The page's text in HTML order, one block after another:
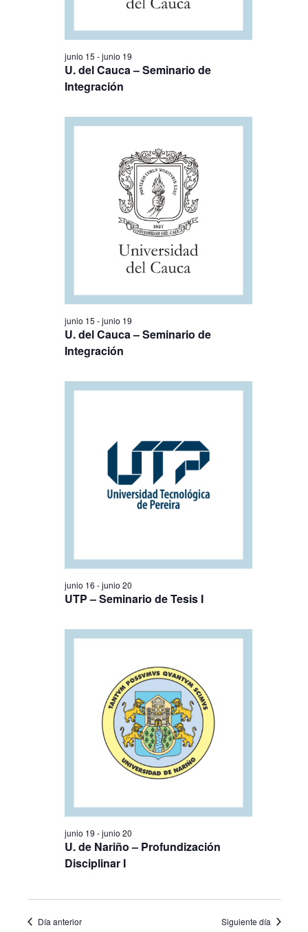
U. del Cauca – Seminario de
Integración
junio 15 -junio 19
U. del Cauca – Seminario de
Integración
junio 15 -junio 19
UTP – Seminario de Tesis I
junio 16 -junio 20
U. de Nariño – Profundización
Disciplinar I
junio 19 -junio 20
Día anterior Siguiente día